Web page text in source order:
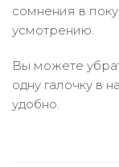
сомнения в
усмотрению.
Вы можете
одну галочку в
удобно.